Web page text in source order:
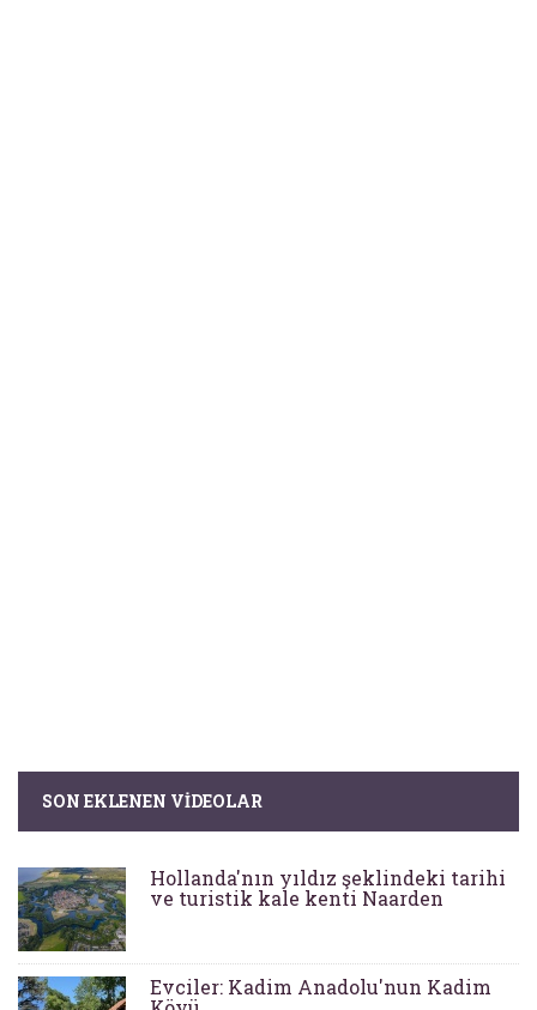
SON EKLENEN VIDEOLAR
Hollanda'nın yıldız şeklindeki tarihi
ve turistik kale kenti Naarden
Evciler: Kadim Anadolu'nun Kadim